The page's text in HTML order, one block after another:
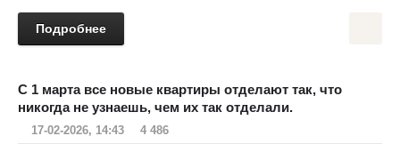
Подробнее
С 1 марта все новые квартиры отделают так, что
никогда не узнаешь, чем их так отделали.
17-02-2026, 14:43 4 486